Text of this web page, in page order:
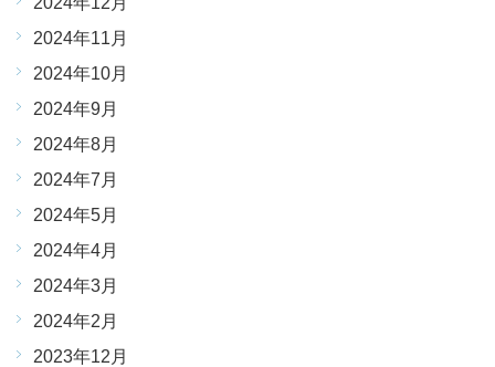
2024年11月
2024年10月
2024年9月
2024年8月
2024年7月
2024年5月
2024年4月
2024年3月
2024年2月
2023年12月